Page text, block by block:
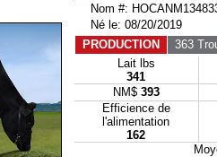
Nom #:
Né le: 08/20/2019
PRODUCTION
363
Lait lbs
341
NM$ 393
Efficience de
l'alimentation
162